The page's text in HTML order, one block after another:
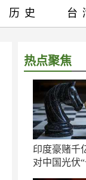
热点聚焦
印度豪赌千
对中国光伏“
历史 台